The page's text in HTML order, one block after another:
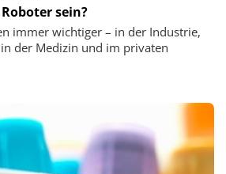
sein?
immer wichtiger – in der Industrie,
der Medizin und im privaten